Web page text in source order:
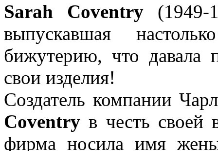
Sarah Coventry(1949-
выпускавшая
бижутерию, что давала
свои изделия!
Создатель компании
Coventry в честь
фирма носила имя